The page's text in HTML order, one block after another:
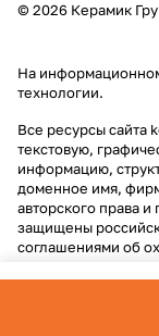
© 2026 Керамик
На
технологии.
Все ресурсы сайта
текстовую,
информацию,
доменное имя,
авторского права и
защищены
соглашениями об